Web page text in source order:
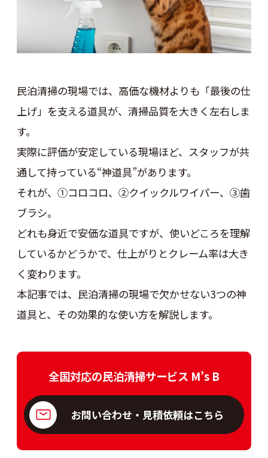
民泊清掃の現場では、高価な機材よりも「最後の仕
上げ」を支える道具が、清掃品質を大きく左右しま
す。
実際に評価が安定している現場ほど、スタッフが共
通して持っている“神道具”があります。
それが、①コロコロ、②クイックルワイパー、③歯
ブラシ。
どれも身近で安価な道具ですが、使いどころを理解
しているかどうかで、仕上がりとクレーム率は大き
く変わります。
本記事では、民泊清掃の現場で欠かせない3つの神
道具と、その効果的な使い方を解説します。
全国対応の民泊清掃サービス M’s B
お問い合わせ・見積依頼はこちら